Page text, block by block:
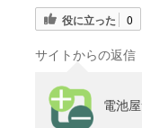
役に立った 0
サイトからの返信
電池